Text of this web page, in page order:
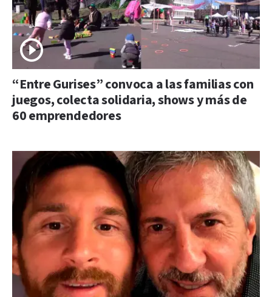
“Entre Gurises” convoca a las familias con
juegos, colecta solidaria, shows y más de
60 emprendedores